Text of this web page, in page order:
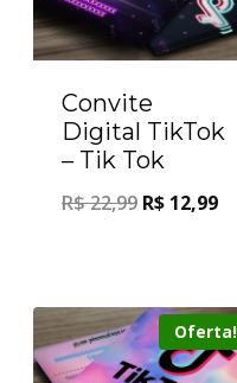
Convite
Digital TikTok
– Tik Tok
R$22,99 R$ 12,99
Oferta!